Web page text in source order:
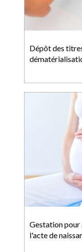
Dépôt des
Gestation pour
l'acte de